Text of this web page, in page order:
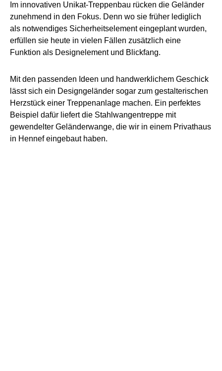
Im innovativen Unikat-Treppenbau rücken die Geländer
zunehmend in den Fokus. Denn wo sie früher lediglich
als notwendiges Sicherheitselement eingeplant wurden,
erfüllen sie heute in vielen Fällen zusätzlich eine
Funktion als Designelement und Blickfang.
Mit den passenden Ideen und handwerklichem Geschick
lässt sich ein Designgeländer sogar zum gestalterischen
Herzstück einer Treppenanlage machen. Ein perfektes
Beispiel dafür liefert die Stahlwangentreppe mit
gewendelter Geländerwange, die wir in einem Privathaus
in Hennef eingebaut haben.